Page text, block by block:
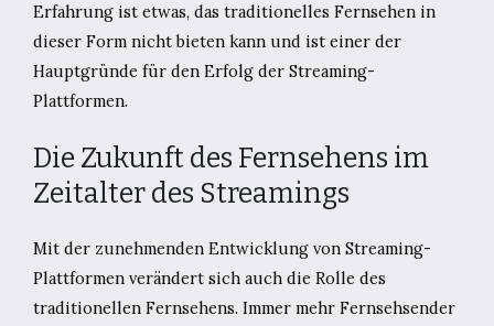
Erfahrung ist etwas, das traditionelles Fernsehen in
dieser Form nicht bieten kann und ist einer der
Hauptgründe für den Erfolg der Streaming-
Plattformen.
Die Zukunft des Fernsehens im
Zeitalter des Streamings
Mit der zunehmenden Entwicklung von Streaming-
Plattformen verändert sich auch die Rolle des
traditionellen Fernsehens. Immer mehr Fernsehsender